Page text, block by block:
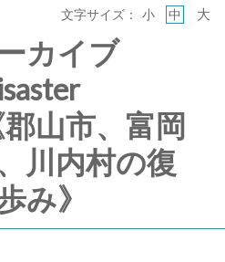
カイブ
山市、富岡
川内村の復
み》
文字サイズ： 小 中 大